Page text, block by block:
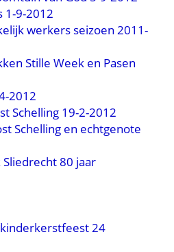
1-9-2012
werkers seizoen 2011-
Stille Week en Pasen
2012
Schelling 19-2-2012
Schelling en echtgenote
80 jaar
24